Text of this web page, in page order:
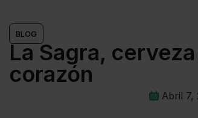
BLOG
La Sagra,
corazón
Abril 7,